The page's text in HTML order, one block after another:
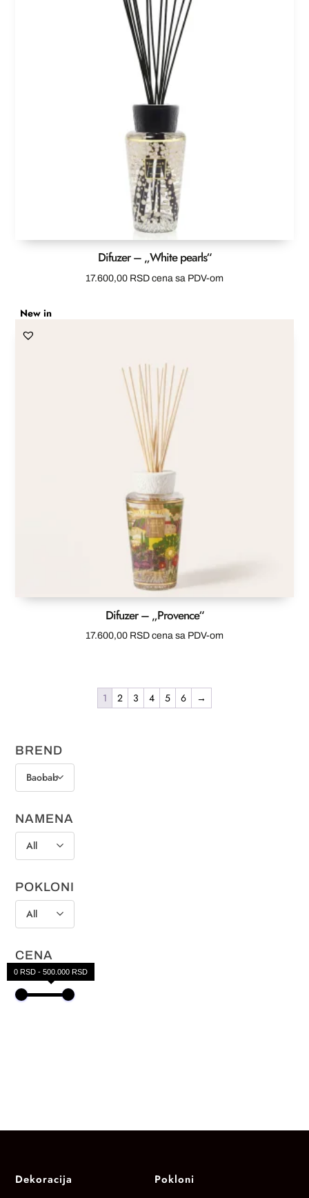
Difuzer – „White pearls“
17.600,00 RSD cena sa PDV-om
New in
Difuzer – „Provence“
17.600,00 RSD cena sa PDV-om
1 2 3 4 5 6 →
BREND
Baobab
NAMENA
All
POKLONI
All
CENA
0 RSD - 500.000 RSD
Dekoracija Pokloni